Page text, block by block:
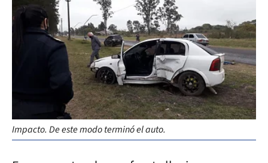
Impacto. De este modo terminó el auto.